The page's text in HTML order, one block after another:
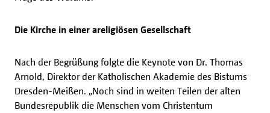
Die Kirche in einer areligiösen Gesellschaft
Nach der Begrüßung folgte die Keynote von Dr. Thomas
Arnold, Direktor der Katholischen Akademie des Bistums
Dresden-Meißen. „Noch sind in weiten Teilen der alten
Bundesrepublik die Menschen vom Christentum